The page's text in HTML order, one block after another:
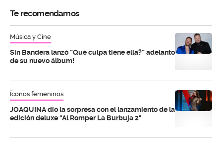
Te recomendamos
Música y Cine
Sin Bandera lanzó “Qué culpa tiene ella?” adelanto
de su nuevo álbum!
Íconos femeninos
JOAQUINA dio la sorpresa con el lanzamiento de la
edición deluxe "Al Romper La Burbuja 2"